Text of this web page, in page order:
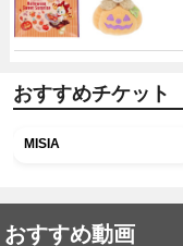
おすすめチケット
MISIA
おすすめ動画